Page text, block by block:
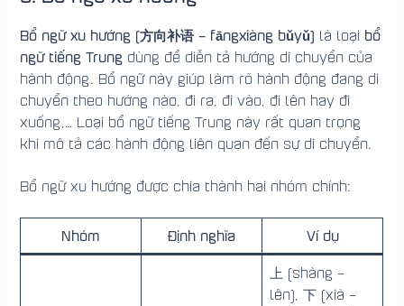
Bổ ngữ xu hướng (方向补语 – fāngxiàng bǔyǔ) là loại bổ
ngữ tiếng Trung dùng để diễn tả hướng di chuyển của
hành động. Bổ ngữ này giúp làm rõ hành động đang di
chuyển theo hướng nào, đi ra, đi vào, đi lên hay đi
xuống,… Loại bổ ngữ tiếng Trung này rất quan trọng
khi mô tả các hành động liên quan đến sự di chuyển.
Bổ ngữ xu hướng được chia thành hai nhóm chính:
Nhóm Định nghĩa Ví dụ
上 (shàng –
lên), 下 (xià –